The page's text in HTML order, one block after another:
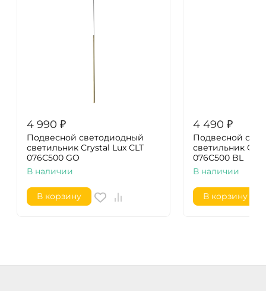
4 990 ₽
Подвесной светодиодный
светильник Crystal Lux CLT
076C500 GO
В наличии
В корзину
4 490 ₽
Подвесной
светильник
076C500 BL
В наличии
В корзину